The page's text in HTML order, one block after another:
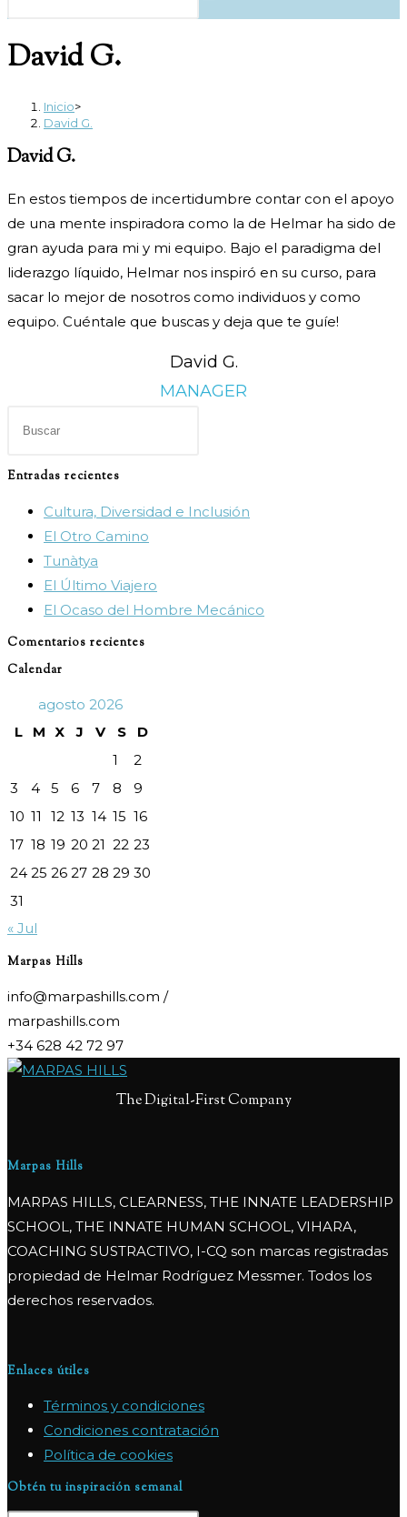
web
David G.
Inicio>
David G.
David G.
En estos tiempos de incertidumbre contar con el apoyo
de una mente inspiradora como la de Helmar ha sido de
gran ayuda para mi y mi equipo. Bajo el paradigma del
liderazgo líquido, Helmar nos inspiró en su curso, para
sacar lo mejor de nosotros como individuos y como
equipo. Cuéntale que buscas y deja que te guíe!
David G.
MANAGER
el
Entradas recientes
Cultura, Diversidad e Inclusión
El Otro Camino
Tunàtya
El Último Viajero
El Ocaso del Hombre Mecánico
Comentarios recientes
Calendar
agosto 2026
L
M X J V S
D
1
2
3
4 5 6 7 8
9
10 11 12 13 14 15 16
17 18 19 20 21 22 23
24 25 26 27 28 29 30
31
« Jul
Marpas Hills
info@marpashills.com /
marpashills.com
+34 628 42 72 97
The Digital-First Company
Marpas Hills
MARPAS HILLS, CLEARNESS, THE INNATE LEADERSHIP
SCHOOL, THE INNATE HUMAN SCHOOL, VIHARA,
COACHING SUSTRACTIVO, I-CQ son marcas registradas
propiedad de Helmar Rodríguez Messmer. Todos los
derechos reservados.
Enlaces útiles
Términos y condiciones
Condiciones contratación
Política de cookies
Obtén tu inspiración semanal